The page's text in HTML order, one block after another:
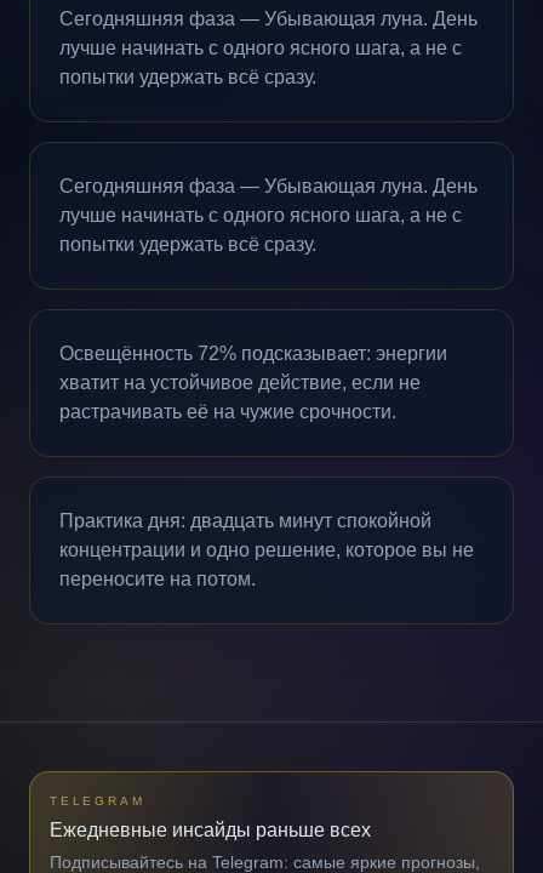
Сегодняшняя фаза — Убывающая луна. День
лучше начинать с одного ясного шага, а не с
попытки удержать всё сразу.
Сегодняшняя фаза — Убывающая луна. День
лучше начинать с одного ясного шага, а не с
попытки удержать всё сразу.
Освещённость 72% подсказывает: энергии
хватит на устойчивое действие, если не
растрачивать её на чужие срочности.
Практика дня: двадцать минут спокойной
концентрации и одно решение, которое вы не
переносите на потом.
TELEGRAM
Ежедневные инсайды раньше всех
Подписывайтесь на Telegram: самые яркие прогнозы,